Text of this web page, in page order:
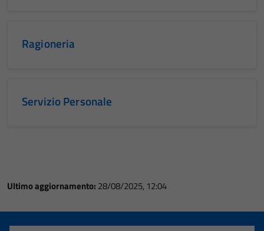
Ragioneria
Servizio Personale
Ultimo aggiornamento: 28/08/2025, 12:04